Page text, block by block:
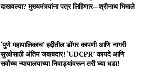
दाखवल्या? मुख्यमंत्र्यांना पत्र लिहिणार—श्रीनाथ भिमाले
‘पुणे महापालिकाच’ हद्दीतील डोंगर कापणी आणि नागरी
सुरक्षेसाठी अंतिम जबाबदार! ‘UDCPR’ कायदे आणि
सर्वोच्च न्यायालयाच्या निवाड्यांवरून तरी घ्या धडा!